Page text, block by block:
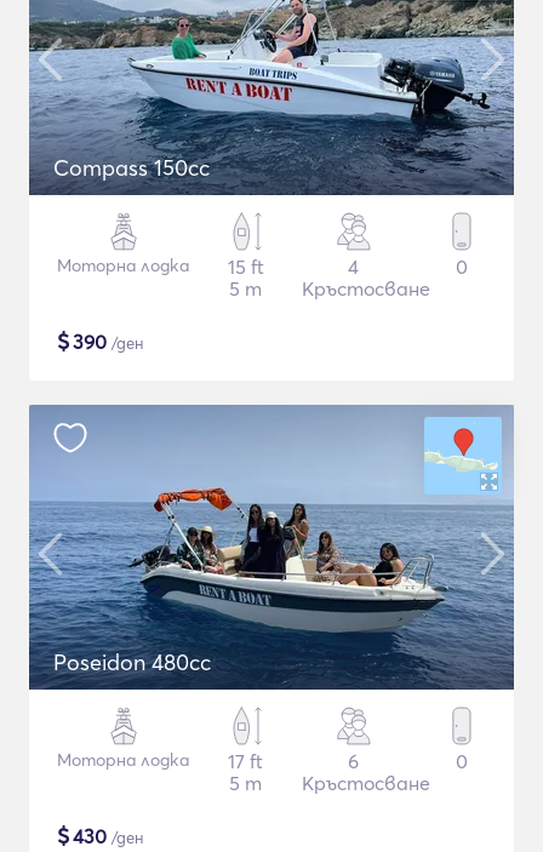
Compass 150cc
Моторна лодка
15 ft
5 m
4
Кръстосване
0
$390 /ден
Poseidon 480cc
Моторна лодка
17 ft
5 m
6
Кръстосване
0
$430 /ден